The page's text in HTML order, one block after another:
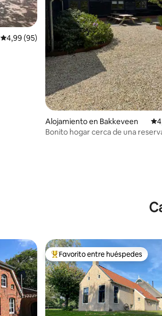
Calificación promedio: 4,99 de 5. 95
4,99 (95)
Alojamiento en Bakkeveen
Bonito hogar cerca de una
Favorito entre los huéspedes
Favorito entre huéspedes